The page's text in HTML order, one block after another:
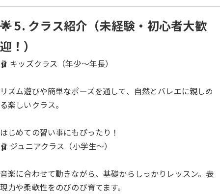
🌟 5. クラス紹介（未経験・初心者大歓
迎！）
🩰 キッズクラス（年少〜年長）
リズム遊びや簡単なポーズを通して、自然とバレエに親しめ
る楽しいクラス。
はじめての習い事にもぴったり！
🩰 ジュニアクラス（小学生〜）
音楽に合わせて動きながら、基礎からしっかりレッスン。表
現力や柔軟性をのびのび育てます。